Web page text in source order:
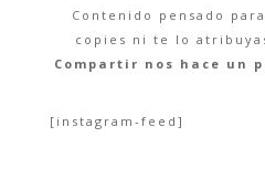
Contenido pensado
copies ni te lo
Compartir nos hace un
[instagram-feed]